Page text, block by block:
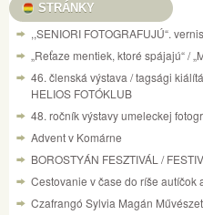
STRÁNKY
,,SENIORI FOTOGRAFUJÚ“.
„Reťaze mentiek, ktoré spájajú“ /
46. členská výstava / tagsági
HELIOS FOTÓKLUB
48. ročník výstavy umeleckej
Advent v Komárne
BOROSTYÁN FESZTIVÁL /
Cestovanie v čase do ríše autíčok
Czafrangó Sylvia Magán